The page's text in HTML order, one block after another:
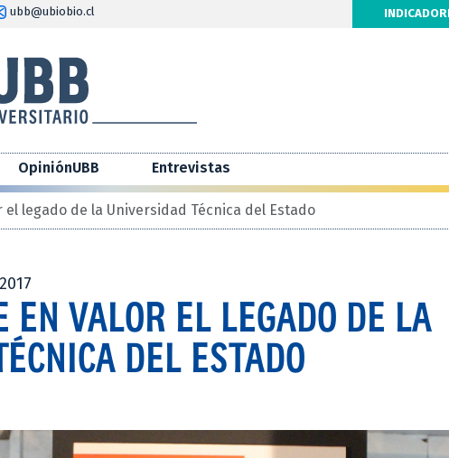
ubb@ubiobio.cl
OpiniónUBB Entrevistas
legado de la Universidad Técnica del Estado
EN VALOR EL LEGADO DE LA
DEL ESTADO